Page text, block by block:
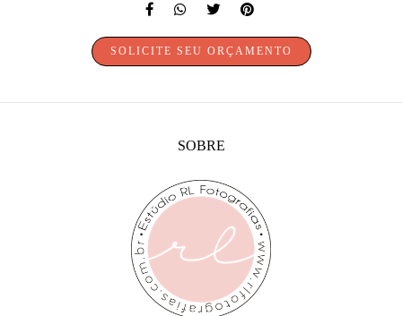
SOLICITE SEU ORÇAMENTO
SOBRE